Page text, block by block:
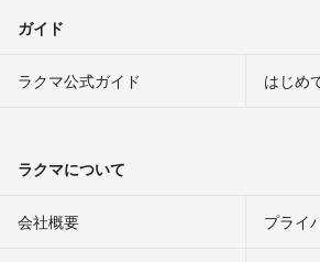
ガイド
ラクマ公式ガイド はじめ
ラクマについて
会社概要 プライ